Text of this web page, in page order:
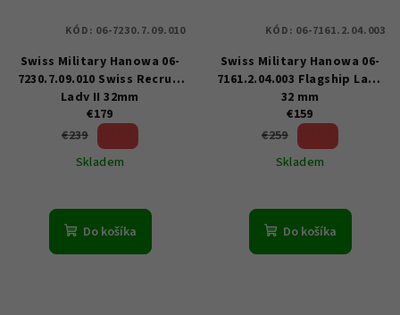
Swiss Military Hanowa 06-
7230.7.09.010 Swiss Recruit
Lady II 32mm
€179
€239
Skladem
Do košíka
KÓD: 06-7230.7.09.010
Swiss Military Hanowa 06-
7161.2.04.003 Flagship Lady
32 mm
€159
€259
Skladem
Do košíka
KÓD: 06-7161.2.04.003